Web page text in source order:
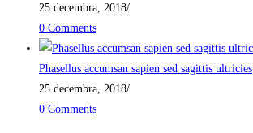
25 decembra, 2018/
0 Comments
Phasellus accumsan sapien sed sagittis ultricies
25 decembra, 2018/
0 Comments